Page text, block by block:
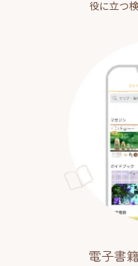
役に立つ
電子書